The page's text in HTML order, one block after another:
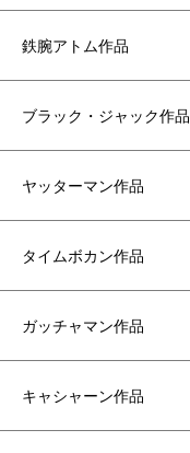
鉄腕アトム作品
ブラック・ジャック作品
ヤッターマン作品
タイムボカン作品
ガッチャマン作品
キャシャーン作品